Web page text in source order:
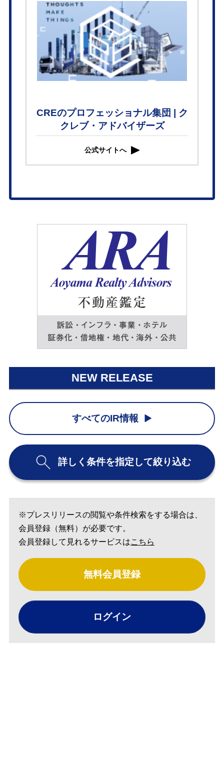
CREのプロフェッショナル集団 | ク
クレブ・アドバイザーズ
公式サイトへ
NEW RELEASE
すべてのIR情報
詳しく条件を指定して絞り込む
※プレスリリースの閲覧や条件検索をする場合は、
会員登録（無料）が必要です。
会員登録して見れるサービスはこちら
無料会員登録
ログイン